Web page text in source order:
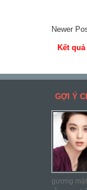
Newer
Kết
GỢI Ý
gương